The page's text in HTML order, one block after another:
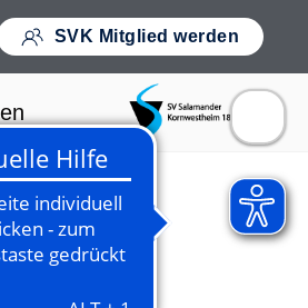
SVK Mitglied werden